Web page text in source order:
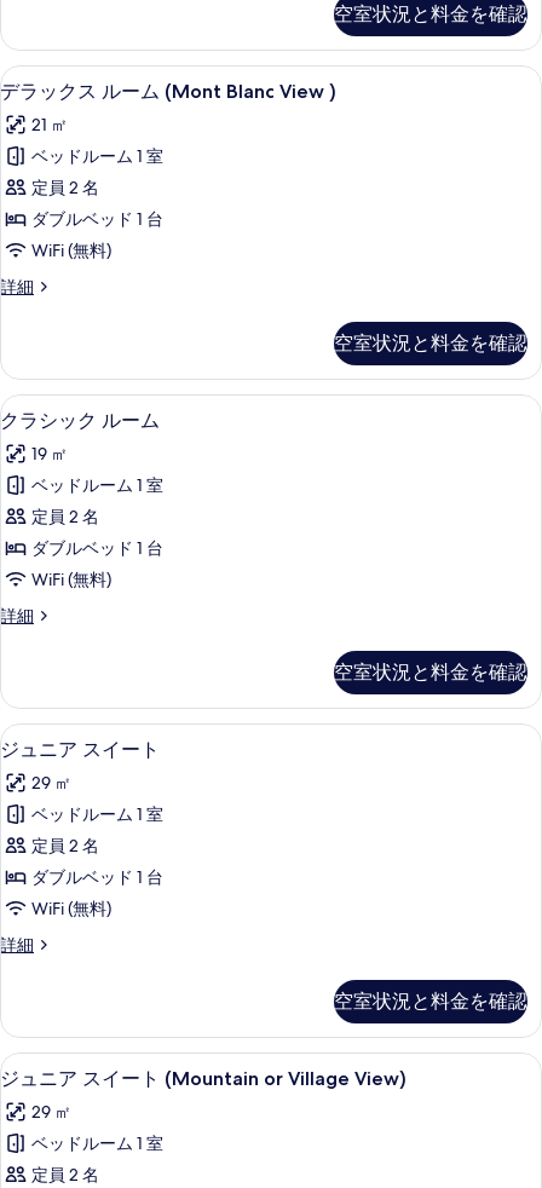
す
べ
て
の
写
真
を
表
示
ス
ル
ー
の
詳
空室状況と料金を確認
デ
ラ
ッ
ク
ス
ル
ー
ム
View
)
の
す
べ
て
の
真
表
示
す
る
ミニバー、セーフティボックス (室内
4
デラックス ルーム (Mont Blanc View )
21 ㎡
ベッドルーム 1 室
定員 2 名
ダブルベッド 1 台
WiFi (無料)
詳細
デ
ス
ル
ー
(Mont
Blanc
の
詳
細
空室状況と料金を確認
ク
ラ
シ
ッ
ク
ル
ー
ム
す
べ
て
の
写
真
を
表
示
クラシック ルーム | ミニバー、セー
4
クラシック ルーム
19 ㎡
ベッドルーム 1 室
定員 2 名
ダブルベッド 1 台
WiFi (無料)
詳細
ク
ク
ル
ー
の
詳
空室状況と料金を確認
ジ
ュ
ニ
ア
ス
イ
ー
ト
す
べ
て
の
写
真
ミニバー、セーフティボックス (室内
4
ジュニア スイート
29 ㎡
ベッドルーム 1 室
定員 2 名
ダブルベッド 1 台
WiFi (無料)
詳細
ジ
ス
イ
ー
の
詳
空室状況と料金を確認
ジ
ュ
ニ
ア
5
ジュニア スイート (Mountain or Village View)
29 ㎡
ベッドルーム 1 室
定員 2 名